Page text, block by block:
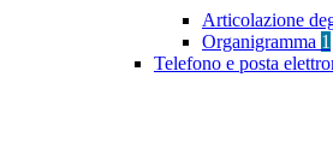
Articolazione
Organigramma 1
Telefono e posta